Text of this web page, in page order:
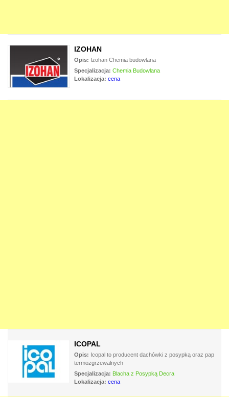
IZOHAN
Opis: Izohan Chemia budowlana
Specjalizacja: Chemia Budowlana
Lokalizacja: cena
ICOPAL
Opis: Icopal to producent dachówki z posypką oraz pap
termozgrzewalnych
Specjalizacja: Blacha z Posypką Decra
Lokalizacja: cena